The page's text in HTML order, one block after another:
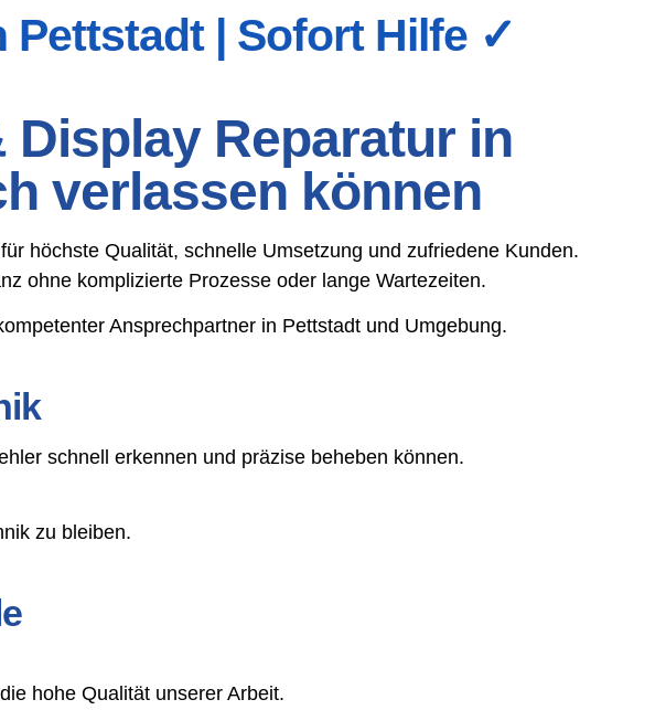
Pettstadt | Sofort Hilfe ✓
Display Reparatur in
verlassen können
höchste Qualität, schnelle Umsetzung und zufriedene Kunden.
ohne komplizierte Prozesse oder lange Wartezeiten.
Ansprechpartner in Pettstadt und Umgebung.
schnell erkennen und präzise beheben können.
zu bleiben.
hohe Qualität unserer Arbeit.